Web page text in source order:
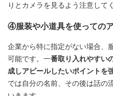
りとカメラを見るよう注意して
④服装や小道具を使っての
企業から特に指定がない場合、
可能です。一番取り入れやすい
成しアピールしたいポイントを
では自分の名前、その後は話の